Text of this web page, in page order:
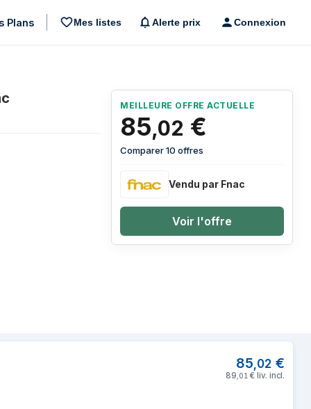
Plans Mes listes Alerte prix Connexion
MEILLEURE OFFRE ACTUELLE
85,02 €
Comparer 10 offres
Vendu par Fnac
Voir l'offre
85,02 €
89 01 € liv. incl.